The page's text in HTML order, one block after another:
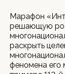
Марафон
решающую
раскрыть
феномена его